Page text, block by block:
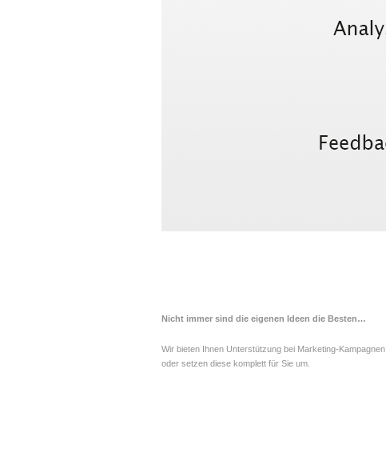
Nicht immer sind die eigenen Ideen die Besten…
Wir bieten Ihnen Unterstützung bei Marketing-Kampagnen,
oder setzen diese komplett für Sie um.